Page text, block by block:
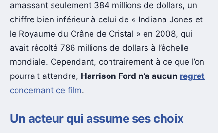
amassant seulement 384 millions de dollars, un
chiffre bien inférieur à celui de « Indiana Jones et
le Royaume du Crâne de Cristal » en 2008, qui
avait récolté 786 millions de dollars à l’échelle
mondiale. Cependant, contrairement à ce que l’on
pourrait attendre, Harrison Ford n’a aucun regret
concernant ce film.
Un acteur qui assume ses choix